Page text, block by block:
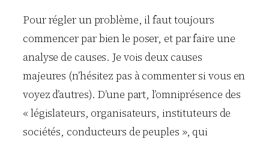
Pour régler un problème, il faut toujours
commencer par bien le poser, et par faire une
analyse de causes. Je vois deux causes
majeures (n’hésitez pas à commenter si vous en
voyez d’autres). D’une part, l’omniprésence des
« législateurs, organisateurs, instituteurs de
sociétés, conducteurs de peuples », qui